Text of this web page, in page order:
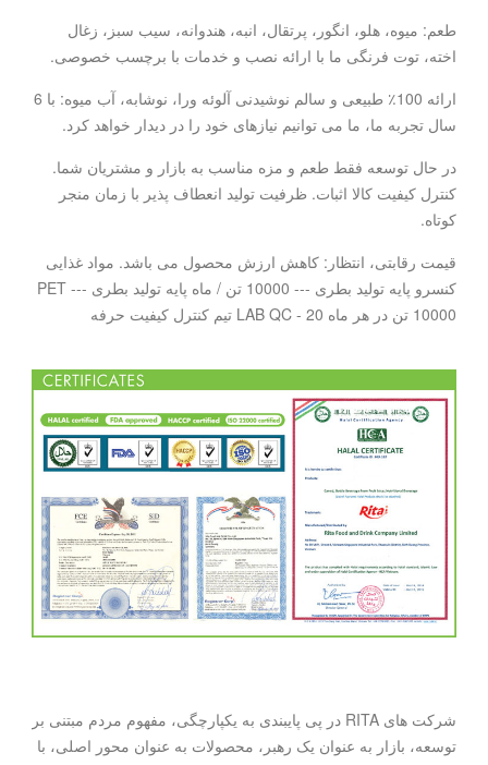
طعم: میوه، هلو، انگور، پرتقال، انبه، هندوانه، سیب سبز، زغال
اخته، توت فرنگی ما با ارائه نصب و خدمات با برچسب خصوصی.
ارائه 100٪ طبیعی و سالم نوشیدنی آلوئه ورا، نوشابه، آب میوه: با 6
سال تجربه ما، ما می توانیم نیازهای خود را در دیدار خواهد کرد.
در حال توسعه فقط طعم و مزه مناسب به بازار و مشتریان شما.
کنترل کیفیت کالا اثبات. ظرفیت تولید انعطاف پذیر با زمان منجر
کوتاه.
قیمت رقابتی، انتظار: کاهش ارزش محصول می باشد. مواد غذایی
کنسرو پایه تولید بطری --- 10000 تن / ماه پایه تولید بطری PET ---
10000 تن در هر ماه LAB QC - 20 تیم کنترل کیفیت حرفه
شرکت های RITA در پی پایبندی به یکپارچگی، مفهوم مردم مبتنی بر
توسعه، بازار به عنوان یک رهبر، محصولات به عنوان محور اصلی، با